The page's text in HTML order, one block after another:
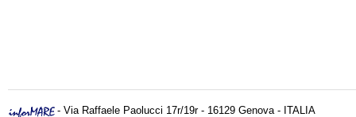
- Via Raffaele Paolucci 17r/19r - 16129 Genova - ITALIA